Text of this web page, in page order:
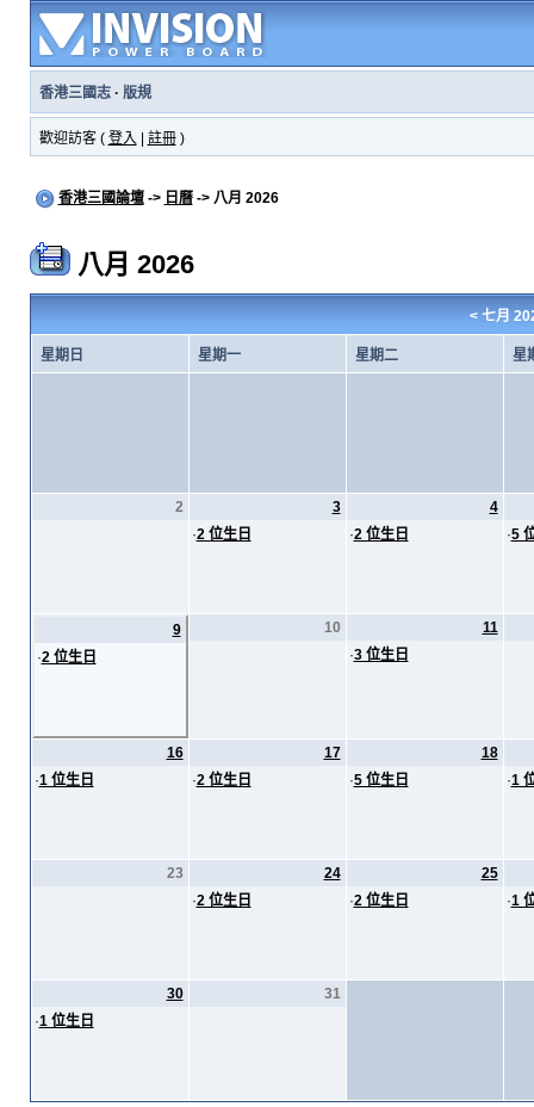
香港三國志· 版規
歡迎訪客 ( 登入 註冊)
香港三國論壇-> 日曆-> 八月 2026
八月 2026
< 七月
星期日 星期一 星期二 星
2
3
·2 位生日
4
·2 位生日 ·5
9
·2 位生日
10
11
·3 位生日
16
·1 位生日
17
·2 位生日
18
·5 位生日 ·1
23
24
·2 位生日
25
·2 位生日 ·1
30
·1 位生日
31